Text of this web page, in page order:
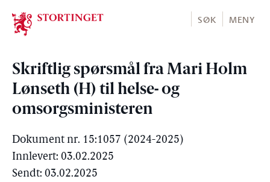
Stortinget.no
SØK MENY
Skriftlig spørsmål fra Mari Holm
Lønseth (H) til helse- og
omsorgsministeren
Dokument nr. 15:1057 (2024-2025)
Innlevert: 03.02.2025
Sendt: 03.02.2025